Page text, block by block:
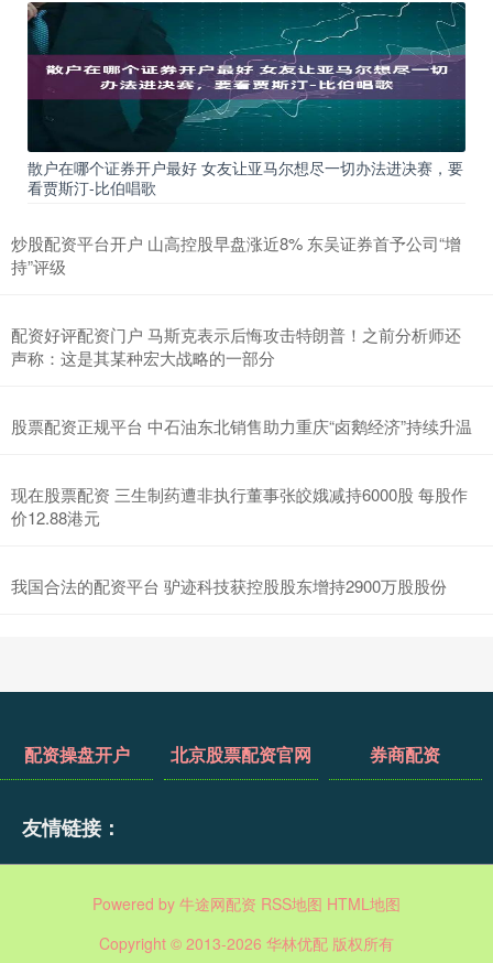
散户在哪个证券开户最好 女友让亚马尔想尽一切办法进决赛，要
看贾斯汀-比伯唱歌
炒股配资平台开户 山高控股早盘涨近8% 东吴证券首予公司“增
持”评级
配资好评配资门户 马斯克表示后悔攻击特朗普！之前分析师还
声称：这是其某种宏大战略的一部分
股票配资正规平台 中石油东北销售助力重庆“卤鹅经济”持续升温
现在股票配资 三生制药遭非执行董事张皎娥减持6000股 每股作
价12.88港元
我国合法的配资平台 驴迹科技获控股股东增持2900万股股份
配资操盘开户 北京股票配资官网 券商配资
友情链接：
Powered by 牛途网配资 RSS地图 HTML地图
Copyright © 2013-2026 华林优配 版权所有